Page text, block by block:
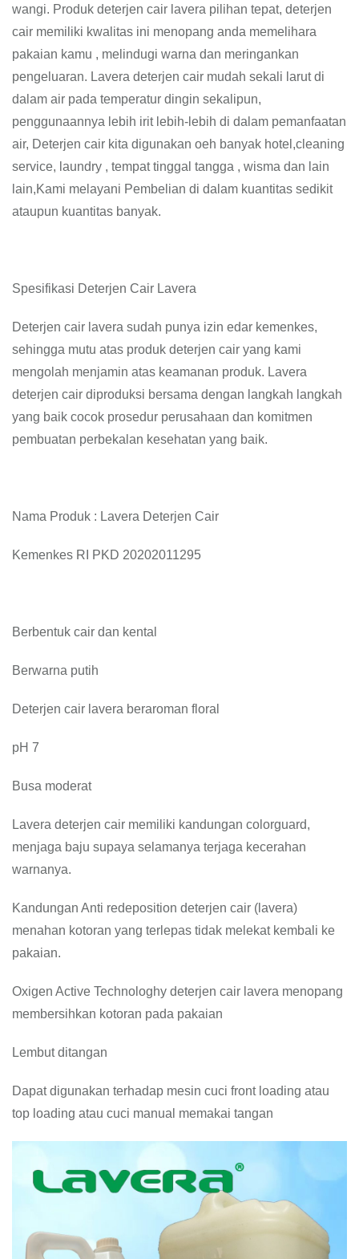
wangi. Produk deterjen cair lavera pilihan tepat, deterjen
cair memiliki kwalitas ini menopang anda memelihara
pakaian kamu , melindugi warna dan meringankan
pengeluaran. Lavera deterjen cair mudah sekali larut di
dalam air pada temperatur dingin sekalipun,
penggunaannya lebih irit lebih-lebih di dalam pemanfaatan
air, Deterjen cair kita digunakan oeh banyak hotel,cleaning
service, laundry , tempat tinggal tangga , wisma dan lain
lain,Kami melayani Pembelian di dalam kuantitas sedikit
ataupun kuantitas banyak.
Spesifikasi Deterjen Cair Lavera
Deterjen cair lavera sudah punya izin edar kemenkes,
sehingga mutu atas produk deterjen cair yang kami
mengolah menjamin atas keamanan produk. Lavera
deterjen cair diproduksi bersama dengan langkah langkah
yang baik cocok prosedur perusahaan dan komitmen
pembuatan perbekalan kesehatan yang baik.
Nama Produk : Lavera Deterjen Cair
Kemenkes RI PKD 20202011295
Berbentuk cair dan kental
Berwarna putih
Deterjen cair lavera beraroman floral
pH 7
Busa moderat
Lavera deterjen cair memiliki kandungan colorguard,
menjaga baju supaya selamanya terjaga kecerahan
warnanya.
Kandungan Anti redeposition deterjen cair (lavera)
menahan kotoran yang terlepas tidak melekat kembali ke
pakaian.
Oxigen Active Technologhy deterjen cair lavera menopang
membersihkan kotoran pada pakaian
Lembut ditangan
Dapat digunakan terhadap mesin cuci front loading atau
top loading atau cuci manual memakai tangan